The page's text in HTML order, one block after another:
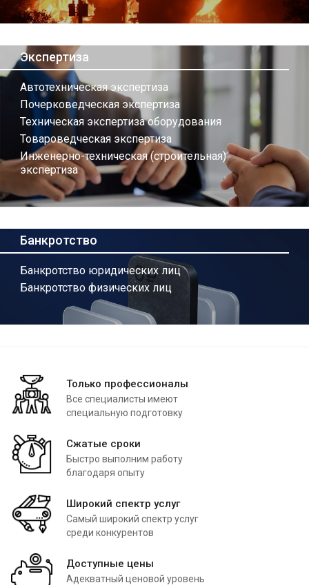
Экспертиза
Автотехническая экспертиза
Почерковедческая экспертиза
Техническая экспертиза оборудования
Товароведческая экспертиза
Инженерно-техническая (строительная)
экспертиза
Банкротство
Банкротство юридических лиц
Банкротство физических лиц
Только профессионалы
Все специалисты имеют
специальную подготовку
Сжатые сроки
Быстро выполним работу
благодаря опыту
Широкий спектр услуг
Самый широкий спектр услуг
среди конкурентов
Доступные цены
Адекватный ценовой уровень